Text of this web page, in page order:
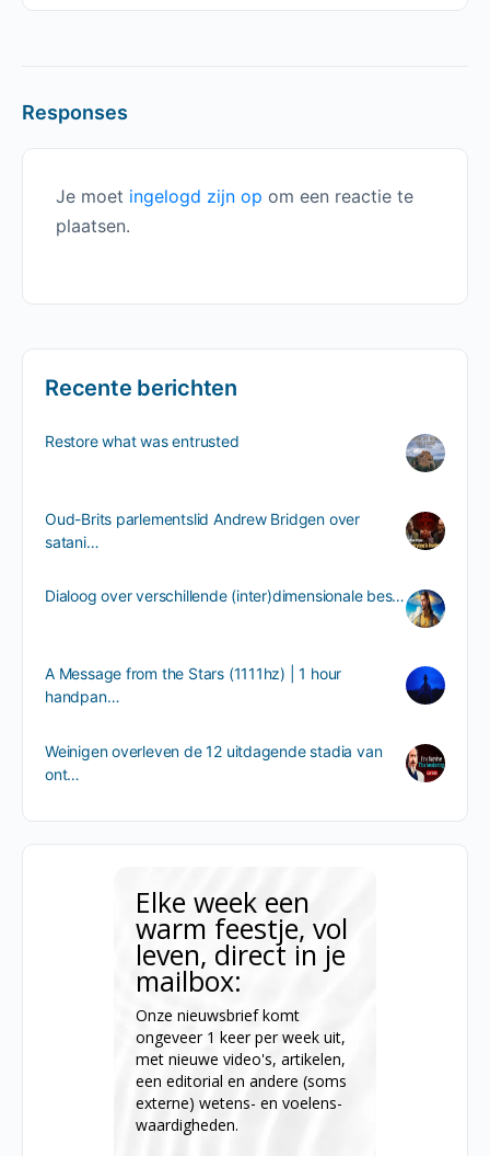
Responses
Je moet ingelogd zijn op om een reactie te
plaatsen.
Recente berichten
Restore what was entrusted
Oud-Brits parlementslid Andrew Bridgen over
satani…
Dialoog over verschillende (inter)dimensionale bes…
A Message from the Stars (1111hz) | 1 hour
handpan…
Weinigen overleven de 12 uitdagende stadia van
ont…
Elke week een
warm feestje, vol
leven, direct in je
mailbox:
Onze nieuwsbrief komt
ongeveer 1 keer per week uit,
met nieuwe video's, artikelen,
een editorial en andere (soms
externe) wetens- en voelens-
waardigheden.